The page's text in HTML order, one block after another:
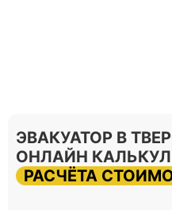
ЭВАКУАТОР В
ОНЛАЙН
РАСЧЁТА